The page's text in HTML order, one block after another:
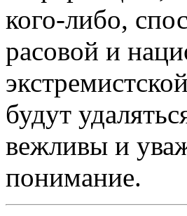
кого-либо,
расовой и
будут
вежливы и
понимание.